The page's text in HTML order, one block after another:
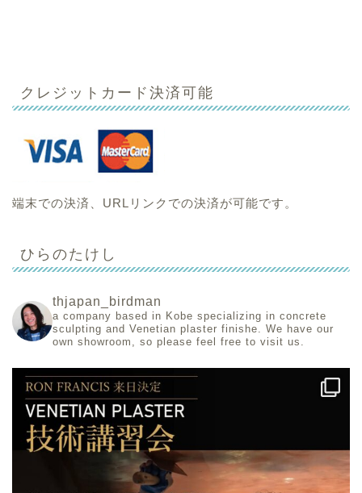
クレジットカード決済可能
端末での決済、URLリンクでの決済が可能です。
ひらのたけし
thjapan_birdman
a company based in Kobe specializing in concrete
sculpting and Venetian plaster finishe.
We have our
own showroom, so please feel free to visit us.